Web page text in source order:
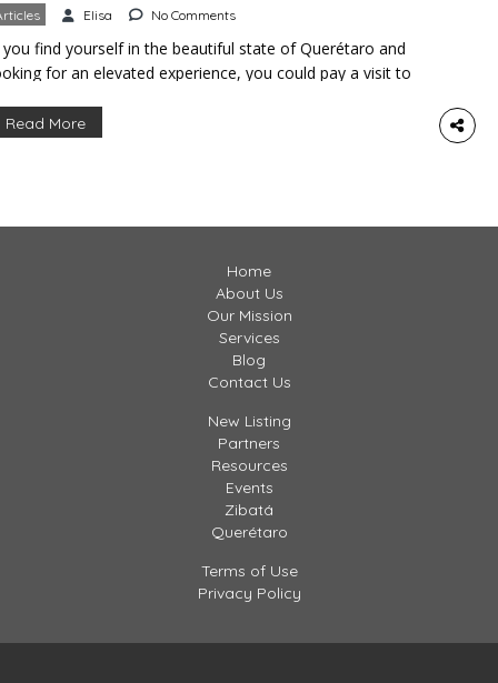
Elisa No Comments
find yourself in the beautiful state of Querétaro and
for an elevated experience, you could pay a visit to
region, boasting the ideal weather and altitude to
Read More
Home
About Us
Our Mission
Services
Blog
Contact Us
New Listing
Partners
Resources
Events
Zibatá
Querétaro
Terms of Use
Privacy Policy